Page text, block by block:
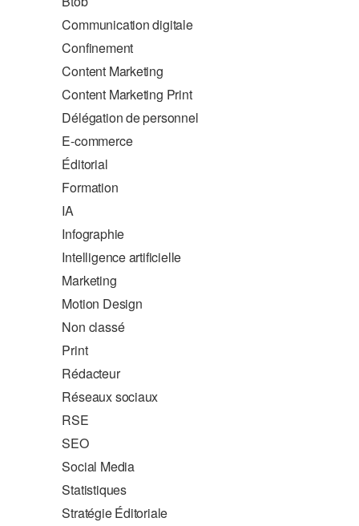
Communication digitale
Confinement
Content Marketing
Content Marketing Print
Délégation de personnel
E-commerce
Éditorial
Formation
IA
Infographie
Intelligence artificielle
Marketing
Motion Design
Non classé
Print
Rédacteur
Réseaux sociaux
RSE
SEO
Social Media
Statistiques
Stratégie Éditoriale